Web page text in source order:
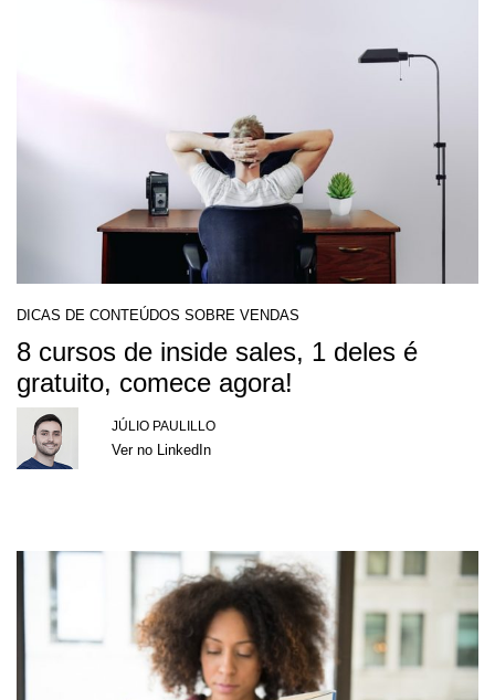
DICAS DE CONTEÚDOS SOBRE VENDAS
8 cursos de inside sales, 1 deles é
gratuito, comece agora!
JÚLIO PAULILLO
Ver no LinkedIn